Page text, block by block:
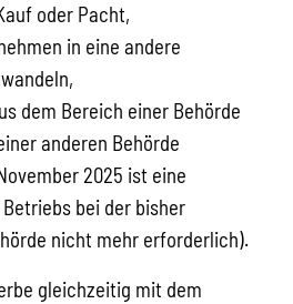
oder Pacht,
in eine andere
dem Bereich einer Behörde
anderen Behörde
2025 ist eine
bei der bisher
nicht mehr erforderlich).
gleichzeitig mit dem